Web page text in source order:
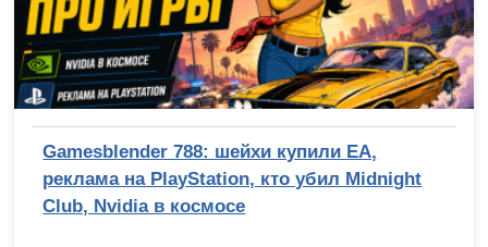
Gamesblender 788: шейхи купили EA,
реклама на PlayStation, кто убил Midnight
Club, Nvidia в космосе